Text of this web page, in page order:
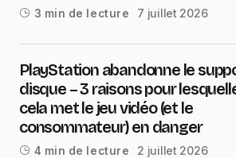
3 min de lecture 7 juillet 2026
PlayStation abandonne le
disque – 3 raisons pour
cela met le jeu vidéo (et le
consommateur) en danger
4 min de lecture 2 juillet 2026